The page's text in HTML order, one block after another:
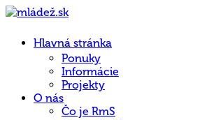
Hlavná stránka
Ponuky
Informácie
Projekty
O nás
Čo je RmS